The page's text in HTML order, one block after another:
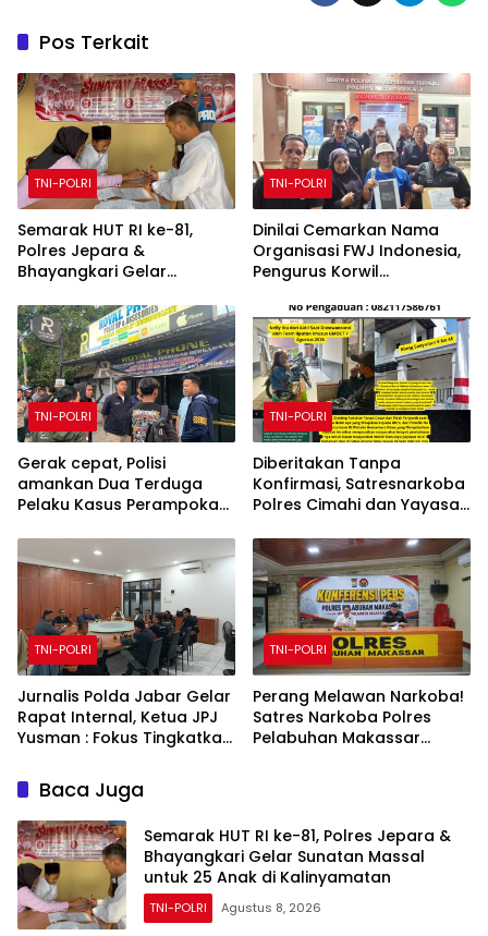
Pos Terkait
TNI-POLRI
Semarak HUT RI ke-81,
Polres Jepara &
Bhayangkari Gelar
Anak di Kalinyamatan
TNI-POLRI
Dinilai Cemarkan Nama
Organisasi FWJ Indonesia,
Pengurus Korwil
Laporkan RSP alias Ros ke
Polisi
TNI-POLRI
Gerak cepat, Polisi
amankan Dua Terduga
Pelaku Kasus Perampokan
Ambarawa.
TNI-POLRI
Diberitakan Tanpa
Konfirmasi, Satresnarkoba
Polres Cimahi dan Yayasan
Sepihak
TNI-POLRI
Jurnalis Polda Jabar Gelar
Rapat Internal, Ketua JPJ
Yusman : Fokus Tingkatkan
TNI-POLRI
Perang Melawan Narkoba!
Satres Narkoba Polres
Pelabuhan Makassar
Baca Juga
Semarak HUT RI ke-81, Polres Jepara &
Bhayangkari Gelar Sunatan Massal
untuk 25 Anak di Kalinyamatan
TNI-POLRI Agustus 8, 2026